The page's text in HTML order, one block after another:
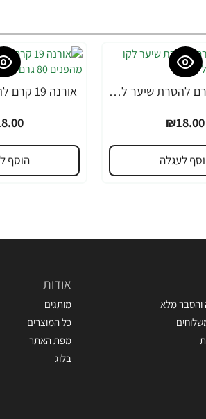
אורנה 19 קרם להסרת שיער לקו הביקיני 90 מ"ל
₪18.00
לעגלה הוסף
והסבר מלא
אודות
מותגים
כל המוצרים
מפת האתר
בלוג